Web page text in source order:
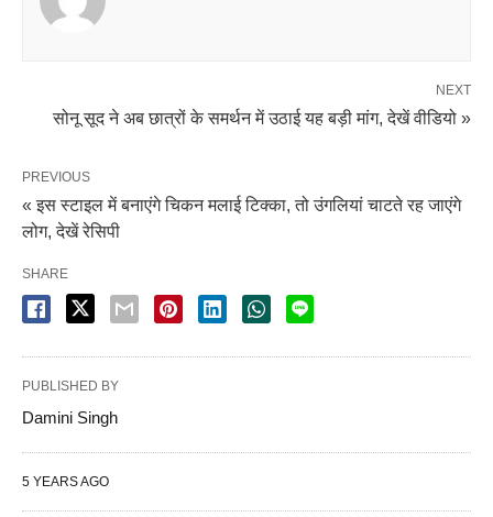
NEXT
सोनू सूद ने अब छात्रों के समर्थन में उठाई यह बड़ी मांग, देखें वीडियो »
PREVIOUS
« इस स्टाइल में बनाएंगे चिकन मलाई टिक्का, तो उंगलियां चाटते रह जाएंगे
लोग, देखें रेसिपी
SHARE
PUBLISHED BY
Damini Singh
5 YEARS AGO